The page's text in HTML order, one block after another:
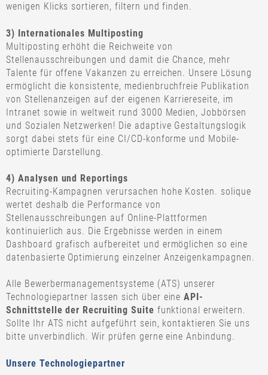
wenigen Klicks sortieren, filtern und finden.
3) Internationales Multiposting
Multiposting erhöht die Reichweite von
Stellenausschreibungen und damit die Chance, mehr
Talente für offene Vakanzen zu erreichen. Unsere Lösung
ermöglicht die konsistente, medienbruchfreie Publikation
von Stellenanzeigen auf der eigenen Karriereseite, im
Intranet sowie in weltweit rund 3000 Medien, Jobbörsen
und Sozialen Netzwerken! Die adaptive Gestaltungslogik
sorgt dabei stets für eine CI/CD-konforme und Mobile-
optimierte Darstellung.
4) Analysen und Reportings
Recruiting-Kampagnen verursachen hohe Kosten. solique
wertet deshalb die Performance von
Stellenausschreibungen auf Online-Plattformen
kontinuierlich aus. Die Ergebnisse werden in einem
Dashboard grafisch aufbereitet und ermöglichen so eine
datenbasierte Optimierung einzelner Anzeigenkampagnen.
Alle Bewerbermanagementsysteme (ATS) unserer
Technologiepartner lassen sich über eineAPI-
Schnittstelle der Recruiting Suite funktional erweitern.
Sollte Ihr ATS nicht aufgeführt sein, kontaktieren Sie uns
bitte unverbindlich. Wir prüfen gerne eine Anbindung.
Unsere Technologiepartner